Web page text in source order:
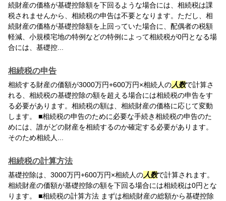
続財産の価格が基礎控除額を下回るような場合には、相続税は課
税されませんから、相続税の申告は不要となります。ただし、相
続財産の価格が基礎控除額を上回っていた場合に、配偶者の税額
軽減、小規模宅地の特例などの特例によって相続税が0円となる場
合には、基礎控...
相続税の申告
相続する財産の価額が3000万円+600万円×相続人の人数で計算さ
れる、相続税の基礎控除の額を超える場合には相続税の申告をす
る必要があります。相続税の額は、相続財産の価格に応じて変動
します。 ■相続税の申告のために必要な手続き相続税の申告のた
めには、誰がどの財産を相続するのか確定する必要があります。
そのため相続人...
相続税の計算方法
基礎控除は、3000万円+600万円×相続人の人数で計算されます。
相続財産の価額が基礎控除の額を下回る場合には相続税は0円とな
ります。 ■相続税の計算方法 まずは相続財産の総額から基礎控除